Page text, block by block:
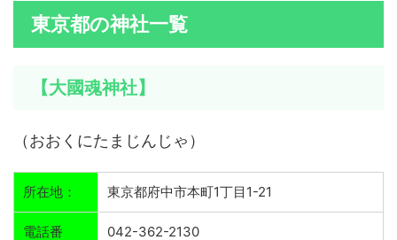
東京都の神社一覧
【大國魂神社】
（おおくにたまじんじゃ）
所在地： 東京都府中市本町1丁目1-21
電話番 042-362-2130